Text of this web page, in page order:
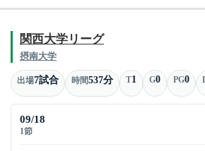
関西大学リーグ
摂南大学
出場7試合 時間537分 T1 G0 PG0
09/18
1節